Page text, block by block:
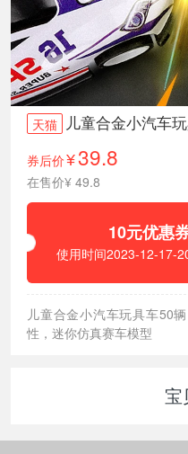
天猫 儿童合金小汽车
券后价¥39.8
在售价¥ 49.8
10元优惠
使用时间2023-12-17-
儿童合金小汽车玩具车50
性，迷你仿真赛车模型